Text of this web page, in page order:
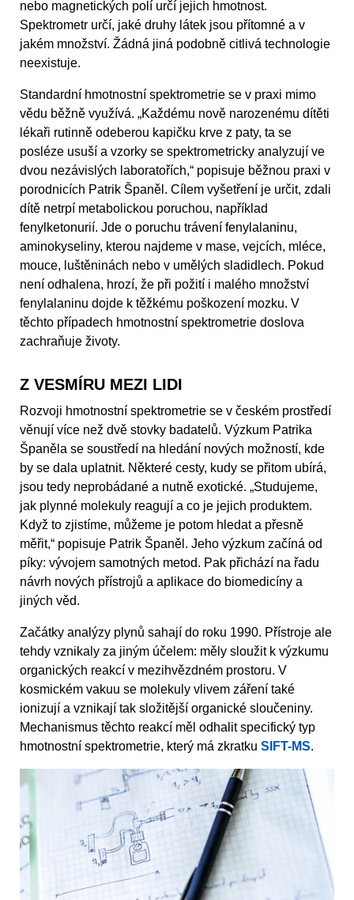
nebo magnetických polí určí jejich hmotnost.
Spektrometr určí, jaké druhy látek jsou přítomné a v
jakém množství. Žádná jiná podobně citlivá technologie
neexistuje.
Standardní hmotnostní spektrometrie se v praxi mimo
vědu běžně využívá. „Každému nově narozenému dítěti
lékaři rutinně odeberou kapičku krve z paty, ta se
posléze usuší a vzorky se spektrometricky analyzují ve
dvou nezávislých laboratořích,“ popisuje běžnou praxi v
porodnicích Patrik Španěl. Cílem vyšetření je určit, zdali
dítě netrpí metabolickou poruchou, například
fenylketonurií. Jde o poruchu trávení fenylalaninu,
aminokyseliny, kterou najdeme v mase, vejcích, mléce,
mouce, luštěninách nebo v umělých sladidlech. Pokud
není odhalena, hrozí, že při požití i malého množství
fenylalaninu dojde k těžkému poškození mozku. V
těchto případech hmotnostní spektrometrie doslova
zachraňuje životy.
Z VESMÍRU MEZI LIDI
Rozvoji hmotnostní spektrometrie se v českém prostředí
věnují více než dvě stovky badatelů. Výzkum Patrika
Španěla se soustředí na hledání nových možností, kde
by se dala uplatnit. Některé cesty, kudy se přitom ubírá,
jsou tedy neprobádané a nutně exotické. „Studujeme,
jak plynné molekuly reagují a co je jejich produktem.
Když to zjistíme, můžeme je potom hledat a přesně
měřit,“ popisuje Patrik Španěl. Jeho výzkum začíná od
píky: vývojem samotných metod. Pak přichází na řadu
návrh nových přístrojů a aplikace do biomedicíny a
jiných věd.
Začátky analýzy plynů sahají do roku 1990. Přístroje ale
tehdy vznikaly za jiným účelem: měly sloužit k výzkumu
organických reakcí v mezihvězdném prostoru. V
kosmickém vakuu se molekuly vlivem záření také
ionizují a vznikají tak složitější organické sloučeniny.
Mechanismus těchto reakcí měl odhalit specifický typ
hmotnostní spektrometrie, který má zkratku SIFT-MS.